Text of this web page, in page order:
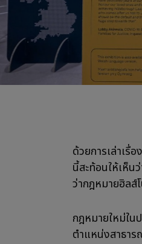
ด้วยการเล่าเรื่
นี้สะท้อนให้เห็
ว่ากฎหมายฮิลส์
กฎหมายใหม่ใ
ตำแหน่งสาธา